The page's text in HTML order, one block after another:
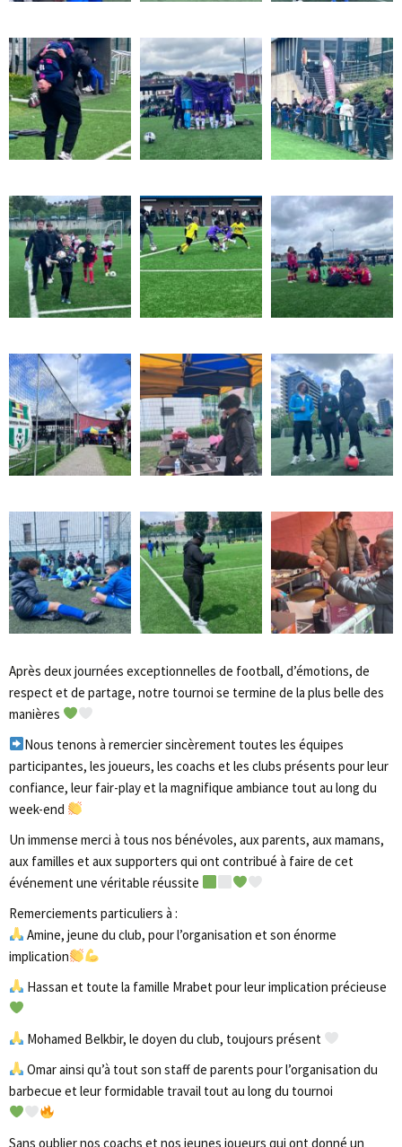
Après deux journées exceptionnelles de football, d’émotions, de
respect et de partage, notre tournoi se termine de la plus belle des
manières
Nous tenons à remercier sincèrement toutes les équipes
participantes, les joueurs, les coachs et les clubs présents pour leur
confiance, leur fair-play et la magnifique ambiance tout au long du
week-end
Un immense merci à tous nos bénévoles, aux parents, aux mamans,
aux familles et aux supporters qui ont contribué à faire de cet
événement une véritable réussite
Remerciements particuliers à :
Amine, jeune du club, pour l’organisation et son énorme
implication
Hassan et toute la famille Mrabet pour leur implication précieuse
Mohamed Belkbir, le doyen du club, toujours présent
Omar ainsi qu’à tout son staff de parents pour l’organisation du
barbecue et leur formidable travail tout au long du tournoi
Sans oublier nos coachs et nos jeunes joueurs qui ont donné un